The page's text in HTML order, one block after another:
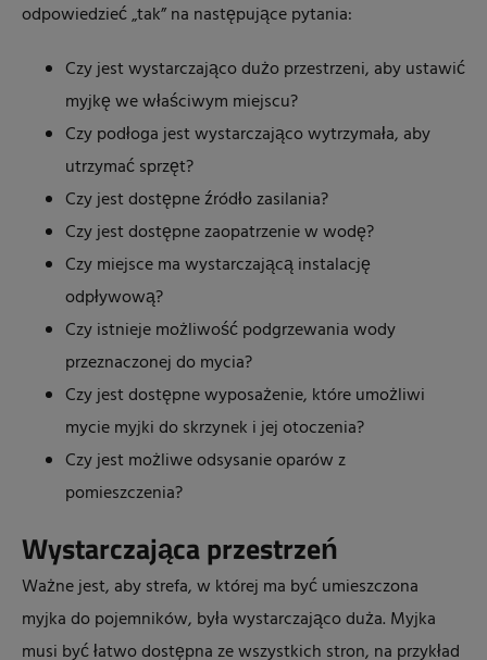
odpowiedzieć „tak” na następujące pytania:
Czy jest wystarczająco dużo przestrzeni, aby ustawić
myjkę we właściwym miejscu?
Czy podłoga jest wystarczająco wytrzymała, aby
utrzymać sprzęt?
Czy jest dostępne źródło zasilania?
Czy jest dostępne zaopatrzenie w wodę?
Czy miejsce ma wystarczającą instalację
odpływową?
Czy istnieje możliwość podgrzewania wody
przeznaczonej do mycia?
Czy jest dostępne wyposażenie, które umożliwi
mycie myjki do skrzynek i jej otoczenia?
Czy jest możliwe odsysanie oparów z
pomieszczenia?
Wystarczająca przestrzeń
Ważne jest, aby strefa, w której ma być umieszczona
myjka do pojemników, była wystarczająco duża. Myjka
musi być łatwo dostępna ze wszystkich stron, na przykład